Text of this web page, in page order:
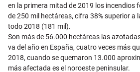
en la primera mitad de 2019 los incendios
de 250 mil hectáreas, cifra 38% superior a
todo 2018 (181 mil).
Son más de 56.000 hectáreas las
va del año en España, cuatro veces más
2018, cuando se quemaron 13.000
más afectada es el noroeste peninsular.